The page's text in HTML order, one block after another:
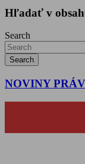
Hľadať v
Search
Search
NOVINY